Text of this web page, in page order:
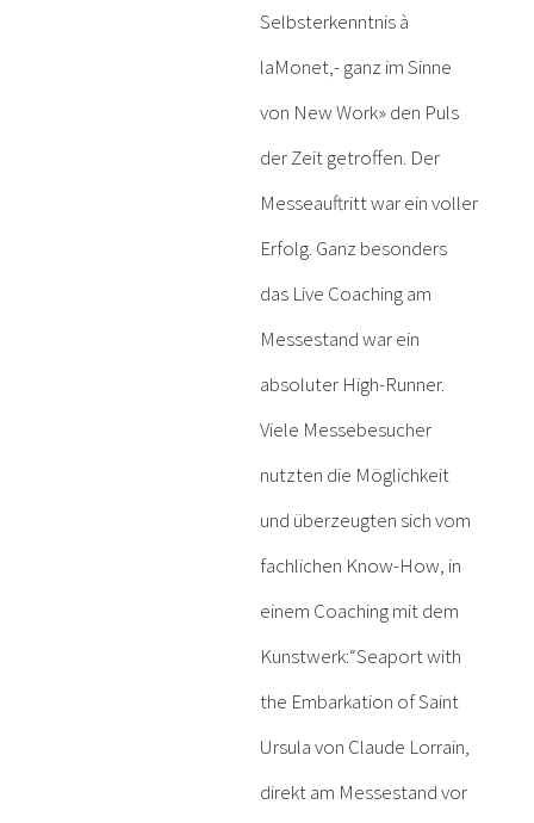
Selbsterkenntnis à
laMonet,- ganz im Sinne
von New Work» den Puls
der Zeit getroffen. Der
Messeauftritt war ein voller
Erfolg. Ganz besonders
das Live Coaching am
Messestand war ein
absoluter High-Runner.
Viele Messebesucher
nutzten die Möglichkeit
und überzeugten sich vom
fachlichen Know-How, in
einem Coaching mit dem
Kunstwerk:“Seaport with
the Embarkation of Saint
Ursula von Claude Lorrain,
direkt am Messestand vor